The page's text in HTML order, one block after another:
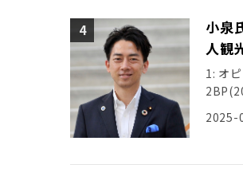
小泉
人観
1: オ
2025-